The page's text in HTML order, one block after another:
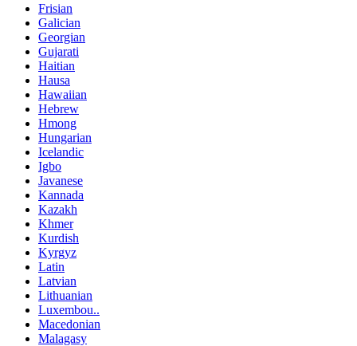
Frisian
Galician
Georgian
Gujarati
Haitian
Hausa
Hawaiian
Hebrew
Hmong
Hungarian
Icelandic
Igbo
Javanese
Kannada
Kazakh
Khmer
Kurdish
Kyrgyz
Latin
Latvian
Lithuanian
Luxembou..
Macedonian
Malagasy